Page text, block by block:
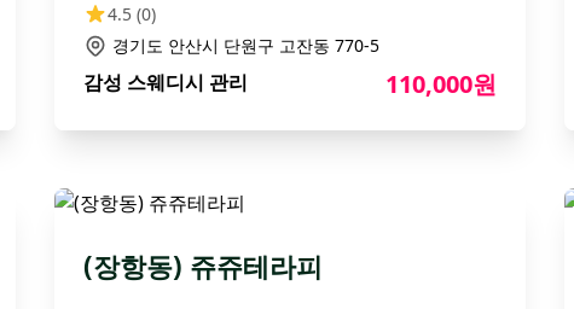
4.5 (0)
경기도 안산시 단원구 고잔동 770-5
감성 스웨디시 관리 110,000원
(장항동) 쥬쥬테라피